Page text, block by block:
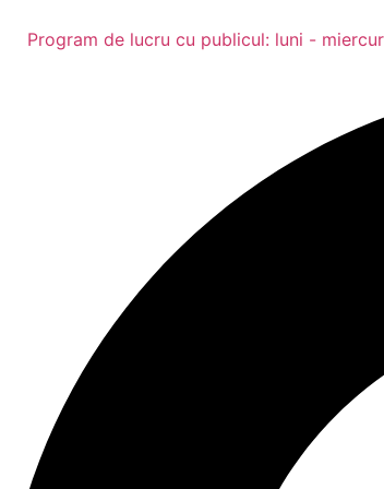
Program de lucru cu publicul: luni -